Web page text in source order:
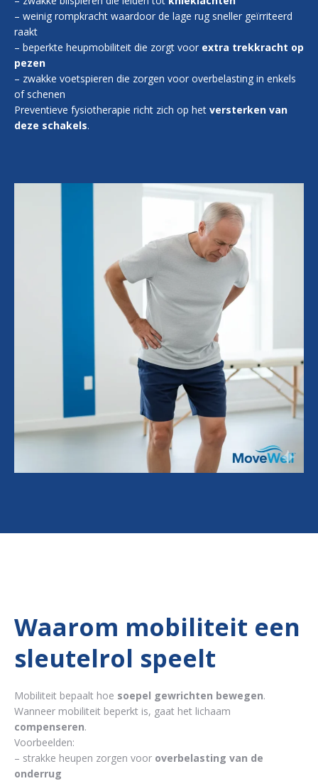
– weinig rompkracht waardoor de lage rug sneller geïrriteerd
raakt
– beperkte heupmobiliteit die zorgt voor extra trekkracht op
pezen
– zwakke voetspieren die zorgen voor overbelasting in enkels
of schenen
Preventieve fysiotherapie richt zich op het versterken van
deze schakels.
Waarom mobiliteit een
sleutelrol speelt
Mobiliteit bepaalt hoe soepel gewrichten bewegen.
Wanneer mobiliteit beperkt is, gaat het lichaam
compenseren.
Voorbeelden:
– strakke heupen zorgen voor overbelasting van de
onderrug